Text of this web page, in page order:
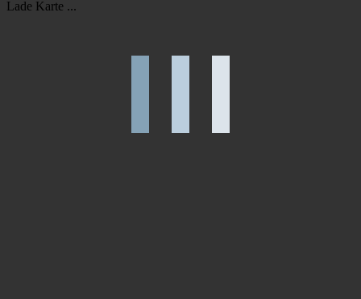
Lade Karte ...